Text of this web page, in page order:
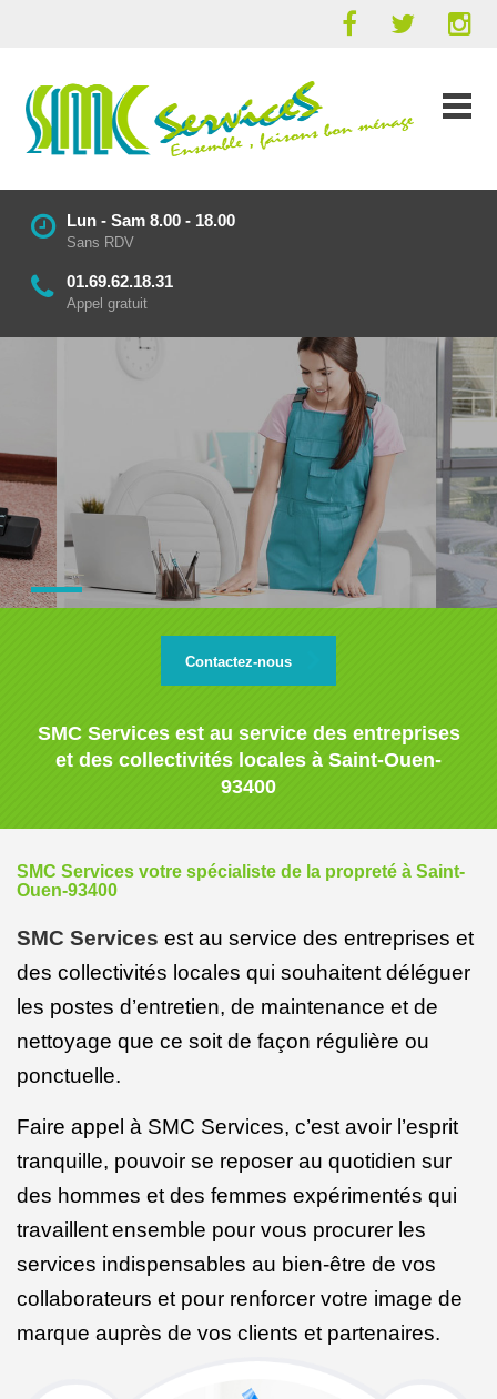
Lun - Sam 8.00 - 18.00
Sans RDV
01.69.62.18.31
Appel gratuit
Contactez-nous
SMC Services est au service des entreprises
et des collectivités locales à Saint-Ouen-
93400
SMC Services votre spécialiste de la propreté à Saint-
Ouen-93400
SMC Services est au service des entreprises et
des collectivités locales qui souhaitent déléguer
les postes d’entretien, de maintenance et de
nettoyage que ce soit de façon régulière ou
ponctuelle.
Faire appel à SMC Services, c’est avoir l’esprit
tranquille, pouvoir se reposer au quotidien sur
des hommes et des femmes expérimentés qui
travaillentensemble pour vous procurer les
services indispensables au bien-être de vos
collaborateurs et pour renforcer votre image de
marque auprès de vos clients et partenaires.